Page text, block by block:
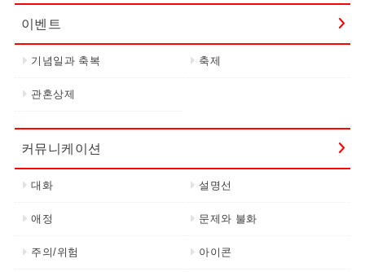
이벤트
기념일과 축복 축제
관혼상제
커뮤니케이션
대화 설명선
애정 문제와 불화
주의/위험 아이콘